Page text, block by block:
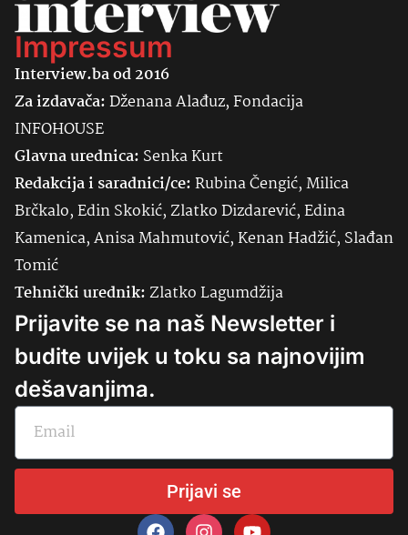
Impressum
Interview.ba od 2016
Za izdavača:Dženana Alađuz, Fondacija
INFOHOUSE
Glavna urednica: SenkaKurt
Redakcija i saradnici/ce:Rubina Čengić, Milica
Brčkalo, Edin Skokić, Zlatko Dizdarević, Edina
Kamenica, Anisa Mahmutović, Kenan Hadžić, Slađan
Tomić
Tehnički urednik:Zlatko Lagumdžija
Prijavite se na naš Newsletter i
budite uvijek u toku sa najnovijim
dešavanjima.
Prijavi se